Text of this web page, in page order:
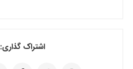
اشتراک گذاری: